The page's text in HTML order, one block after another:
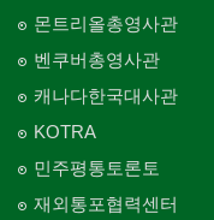
몬트리올총영사관
벤쿠버총영사관
캐나다한국대사관
KOTRA
민주평통토론토
재외통포협력센터